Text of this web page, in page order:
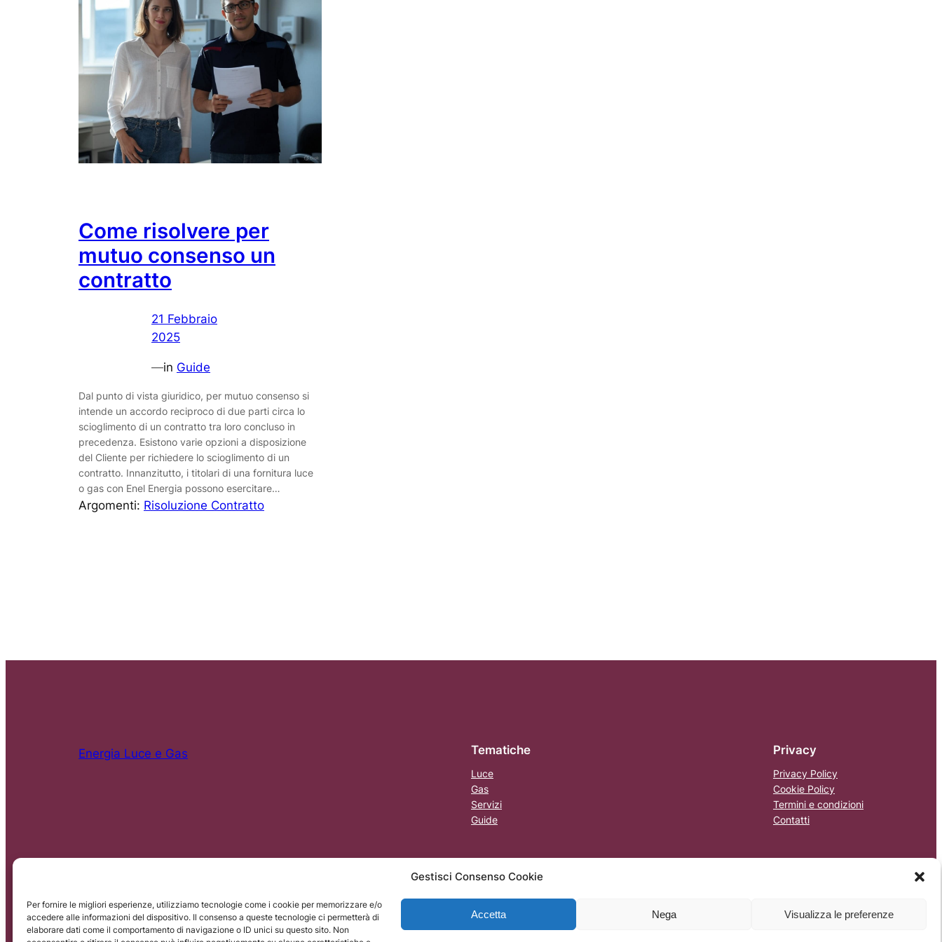
Gestisci Consenso Cookie
Per fornire le migliori esperienze, utilizziamo tecnologie come i cookie per memorizzare e/o
accedere alle informazioni del dispositivo. Il consenso a queste tecnologie ci permetterà di
elaborare dati come il comportamento di navigazione o ID unici su questo sito. Non
Accetta Nega Visualizza le preferenze
Come risolvere per
mutuo consenso un
contratto
21 Febbraio
2025
—in Guide
Dal punto di vista giuridico, per mutuo consenso si
intende un accordo reciproco di due parti circa lo
scioglimento di un contratto tra loro concluso in
precedenza. Esistono varie opzioni a disposizione
del Cliente per richiedere lo scioglimento di un
contratto. Innanzitutto, i titolari di una fornitura luce
o gas con Enel Energia possono esercitare…
Argomenti: Risoluzione Contratto
Energia Luce e Gas Tematiche
Luce
Gas
Servizi
Guide
Privacy
Privacy Policy
Cookie Policy
Termini e condizioni
Contatti
SEOT srl – Via Aldo Moro, 8 – 20090, Buccinasco (MI)